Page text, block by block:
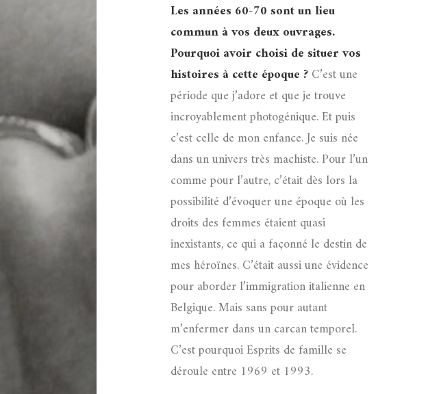
Les années 60-70 sont un lieu
commun à vos deux ouvrages.
Pourquoi avoir choisi de situer vos
histoires à cette époque ?C’est une
période que j’adore et que je trouve
incroyablement photogénique. Et puis
c’est celle de mon enfance. Je suis née
dans un univers très machiste. Pour l’un
comme pour l’autre, c’était dès lors la
possibilité d’évoquer une époque où les
droits des femmes étaient quasi
inexistants, ce qui a façonné le destin de
mes héroïnes. C’était aussi une évidence
pour aborder l’immigration italienne en
Belgique. Mais sans pour autant
m’enfermer dans un carcan temporel.
C’est pourquoi Esprits de famille se
déroule entre 1969 et 1993.